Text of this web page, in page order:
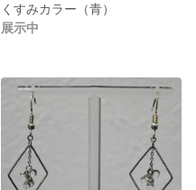
くすみカラー（青）
展示中